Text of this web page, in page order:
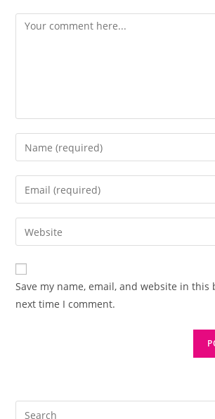
Comment
Enter
your
name
comment
Enter
your
email
address
comment
Enter
your
website
URL
(optional)
Save my name, email, and website in this
next time I comment.